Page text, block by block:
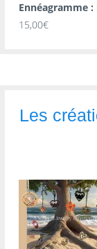
Ennéagramme
15,00€
Les